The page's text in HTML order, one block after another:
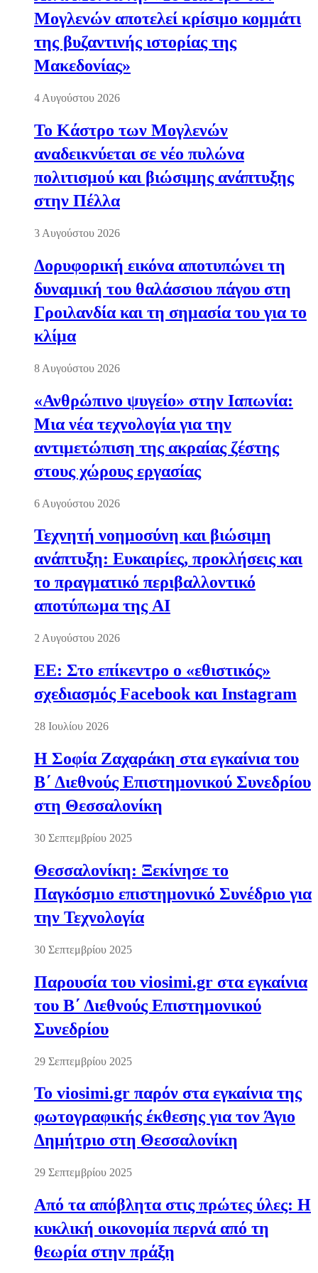
Μογλενών αποτελεί κρίσιμο κομμάτι
της βυζαντινής ιστορίας της
Μακεδονίας»
4 Αυγούστου 2026
Το Κάστρο των Μογλενών
αναδεικνύεται σε νέο πυλώνα
πολιτισμού και βιώσιμης ανάπτυξης
στην Πέλλα
3 Αυγούστου 2026
Δορυφορική εικόνα αποτυπώνει τη
δυναμική του θαλάσσιου πάγου στη
Γροιλανδία και τη σημασία του για το
κλίμα
8 Αυγούστου 2026
«Ανθρώπινο ψυγείο» στην Ιαπωνία:
Μια νέα τεχνολογία για την
αντιμετώπιση της ακραίας ζέστης
στους χώρους εργασίας
6 Αυγούστου 2026
Τεχνητή νοημοσύνη και βιώσιμη
ανάπτυξη: Ευκαιρίες, προκλήσεις και
το πραγματικό περιβαλλοντικό
αποτύπωμα της AI
2 Αυγούστου 2026
ΕΕ: Στο επίκεντρο ο «εθιστικός»
σχεδιασμός Facebook και Instagram
28 Ιουλίου 2026
Η Σοφία Ζαχαράκη στα εγκαίνια του
Β΄ Διεθνούς Επιστημονικού Συνεδρίου
στη Θεσσαλονίκη
30 Σεπτεμβρίου 2025
Θεσσαλονίκη: Ξεκίνησε το
Παγκόσμιο επιστημονικό Συνέδριο για
την Τεχνολογία
30 Σεπτεμβρίου 2025
Παρουσία του viosimi.gr στα εγκαίνια
του Β΄ Διεθνούς Επιστημονικού
Συνεδρίου
29 Σεπτεμβρίου 2025
Το viosimi.gr παρόν στα εγκαίνια της
φωτογραφικής έκθεσης για τον Άγιο
Δημήτριο στη Θεσσαλονίκη
29 Σεπτεμβρίου 2025
Από τα απόβλητα στις πρώτες ύλες: Η
κυκλική οικονομία περνά από τη
θεωρία στην πράξη